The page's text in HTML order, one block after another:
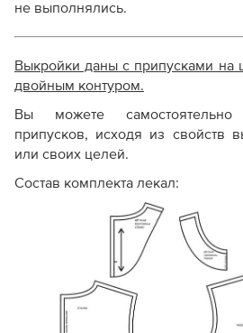
не выполнялись.
Выкройки даны с припусками
двойным контуром.
Вы можете
припусков, исходя из свойств
или своих целей.
Состав комплекта лекал: